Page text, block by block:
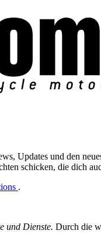
Updates und den
schicken, die dich
.
und Dienste. Durch die